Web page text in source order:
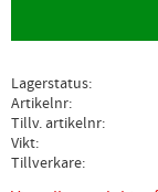
Lagerstatus
Artikelnr
Tillv. artikelnr
Vikt
Tillverkare